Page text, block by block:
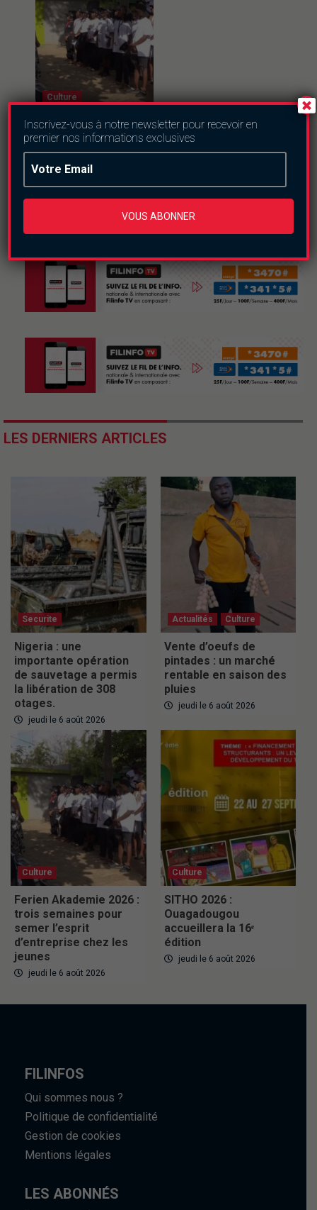
Culture
Ferien Akademie
2026 : trois
semaines pour
semer l’esprit
les jeunes
jeudi le 6 août 2026
LES DERNIERS ARTICLES
Securite
Nigeria : une
importante opération
de sauvetage a permis
la libération de 308
otages.
jeudi le 6 août 2026
Actualités Culture
Vente d’oeufs de
pintades : un marché
rentable en saison des
pluies
jeudi le 6 août 2026
Culture
Ferien Akademie 2026 :
trois semaines pour
semer l’esprit
d’entreprise chez les
jeunes
jeudi le 6 août 2026
Culture
SITHO 2026 :
Ouagadougou
accueillera la 16ᵉ
édition
jeudi le 6 août 2026
FILINFOS
Qui sommes nous ?
Politique de confidentialité
Gestion de cookies
Mentions légales
LES ABONNÉS
Inscrivez-vous à notre newsletter pour recevoir en
premier nos informations exclusives
VOUS ABONNER